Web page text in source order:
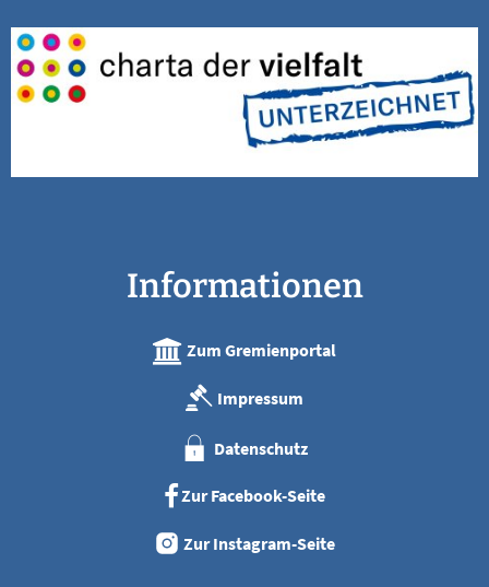
Informationen
Zum Gremienportal
Impressum
Datenschutz
Zur Facebook-Seite
Zur Instagram-Seite